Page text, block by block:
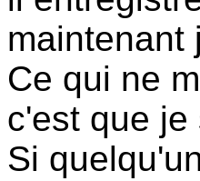
maintenant
Ce qui ne
c'est que je
Si